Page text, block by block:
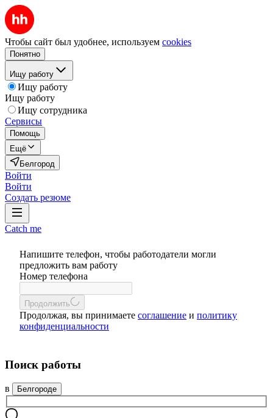
Чтобы сайт был удобнее, используем cookies
Понятно
Ищу работу
Ищу работу
Ищу работу
Ищу сотрудника
Сервисы
Помощь
Ещё
Белгород
Войти
Войти
Создать резюме
Catch me
Напишите телефон, чтобы работодатели могли
предложить вам работу
Номер телефона
Продолжить
Продолжая, вы принимаете соглашение и политику
конфиденциальности
Поиск работы
в Белгороде